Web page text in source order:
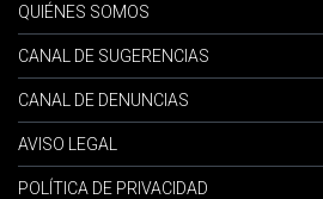
QUIÉNES SOMOS
CANAL DE SUGERENCIAS
CANAL DE DENUNCIAS
AVISO LEGAL
POLÍTICA DE PRIVACIDAD